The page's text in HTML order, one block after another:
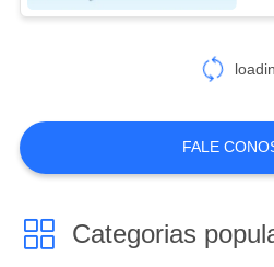
conector
FALE
Categorias